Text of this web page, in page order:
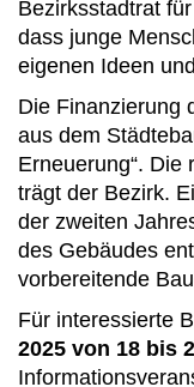
Bezirksstadtrat
dass junge
eigenen Ideen
Die Finanzierung
aus dem
Erneuerung“. Die
trägt der Bezirk.
der zweiten
des Gebäudes
vorbereitende
Für interessierte
2025 von 18 bis